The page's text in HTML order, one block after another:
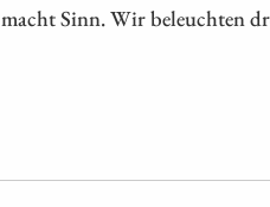
Sinn. Wir beleuchten